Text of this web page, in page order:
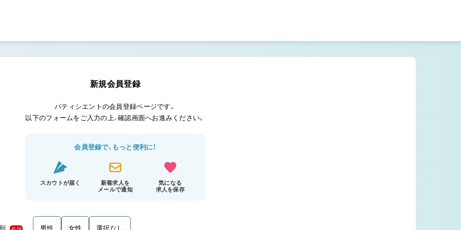
新規会員登録
パティシエントの会員登録ページです。
以下のフォームをご入力の上、確認画面へお進みください。
会員登録で、もっと便利に！
スカウトが届く
新着求人を
メールで通知
気になる
求人を保存
必須 男性 女性 選択なし